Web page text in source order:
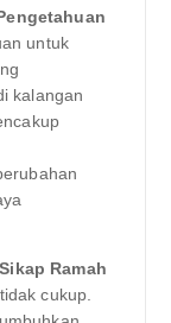
untuk
kalangan
Ramah
cukup.